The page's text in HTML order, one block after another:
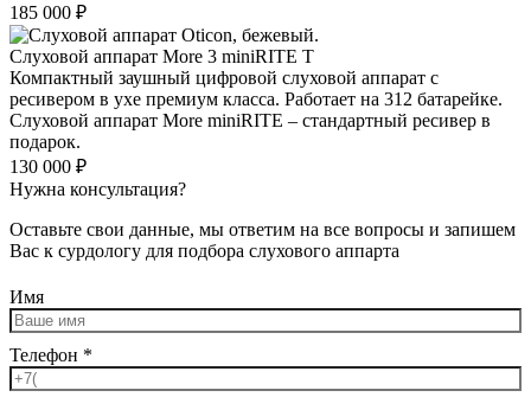
185 000 ₽
Слуховой аппарат More 3 miniRITE T
Компактный заушный цифровой слуховой аппарат с
ресивером в ухе премиум класса. Работает на 312 батарейке.
Слуховой аппарат More miniRITE – стандартный ресивер в
подарок.
130 000 ₽
Нужна консультация?
Оставьте свои данные, мы ответим на все вопросы и запишем
Вас к сурдологу для подбора слухового аппарта
Имя
Телефон *